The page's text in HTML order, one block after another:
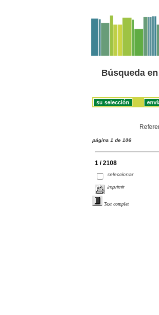
Búsqueda
página 1 de 106
1 / 2108
seleccionar
imprimir
Text complet